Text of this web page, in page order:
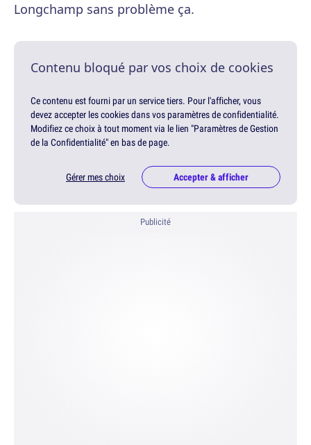
Longchamp sans problème ça.
Contenu bloqué par vos choix de cookies
Ce contenu est fourni par un service tiers. Pour l'afficher, vous
devez accepter les cookies dans vos paramètres de confidentialité.
Modifiez ce choix à tout moment via le lien "Paramètres de Gestion
de la Confidentialité" en bas de page.
Gérer mes choix Accepter & afficher
Publicité